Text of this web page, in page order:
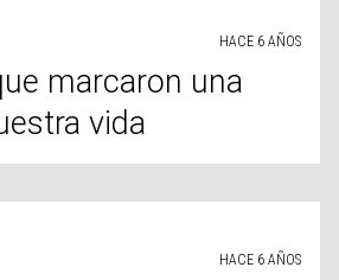
HACE 6 AÑOS
marcaron una
vida
HACE 6 AÑOS